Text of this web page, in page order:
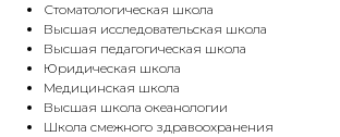
Стоматологическая школа
Высшая исследовательская школа
Высшая педагогическая школа
Юридическая школа
Медицинская школа
Высшая школа океанологии
Школа смежного здравоохранения